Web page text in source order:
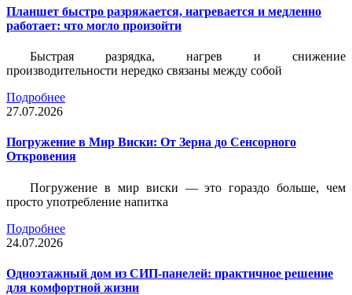
Планшет быстро разряжается, нагревается и медленно
работает: что могло произойти
Быстрая разрядка, нагрев и снижение
производительности нередко связаны между собой
Подробнее
27.07.2026
Погружение в Мир Виски: От Зерна до Сенсорного
Откровения
Погружение в мир виски — это гораздо больше, чем
просто употребление напитка
Подробнее
24.07.2026
Одноэтажный дом из СИП-панелей: практичное решение
для комфортной жизни